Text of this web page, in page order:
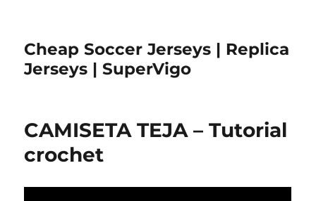
Cheap Soccer Jerseys | Replica
Jerseys | SuperVigo
CAMISETA TEJA – Tutorial
crochet